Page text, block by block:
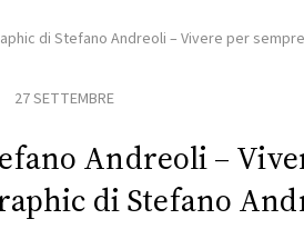
di Stefano Andreoli – Vivere per
27 SETTEMBRE
Andreoli –
di Stefano